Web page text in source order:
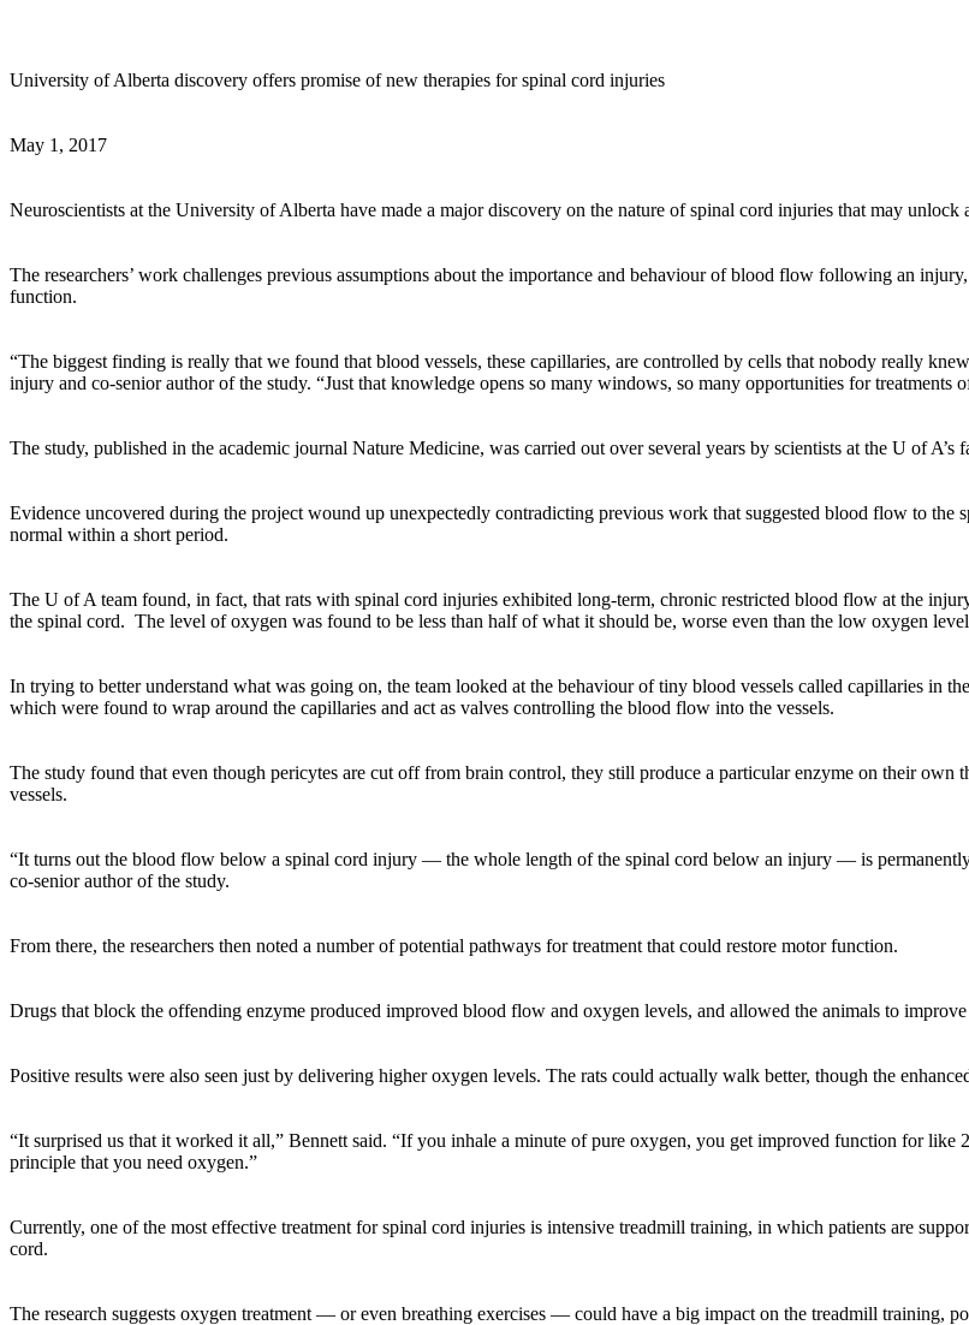
University of Alberta discovery offers promise of new therapies for spinal cord injuries
May 1, 2017
Neuroscientists at the University of Alberta have made a major discovery on the nature of spinal cord injuries that may
The researchers’ work challenges previous assumptions about the importance and behaviour of blood flow following an
function.
“The biggest finding is really that we found that blood vessels, these capillaries, are controlled by cells that nobody really
injury and co-senior author of the study. “Just that knowledge opens so many windows, so many opportunities for treatments
The study, published in the academic journal Nature Medicine, was carried out over several years by scientists at the U of
Evidence uncovered during the project wound up unexpectedly contradicting previous work that suggested blood flow to
normal within a short period.
The U of A team found, in fact, that rats with spinal cord injuries exhibited long-term, chronic restricted blood flow at the
the spinal cord. The level of oxygen was found to be less than half of what it should be, worse even than the low oxygen
In trying to better understand what was going on, the team looked at the behaviour of tiny blood vessels called capillaries in
which were found to wrap around the capillaries and act as valves controlling the blood flow into the vessels.
The study found that even though pericytes are cut off from brain control, they still produce a particular enzyme on their own
vessels.
“It turns out the blood flow below a spinal cord injury — the whole length of the spinal cord below an injury — is
co-senior author of the study.
From there, the researchers then noted a number of potential pathways for treatment that could restore motor function.
Drugs that block the offending enzyme produced improved blood flow and oxygen levels, and allowed the animals to
Positive results were also seen just by delivering higher oxygen levels. The rats could actually walk better, though the
“It surprised us that it worked it all,” Bennett said. “If you inhale a minute of pure oxygen, you get improved function for like
principle that you need oxygen.”
Currently, one of the most effective treatment for spinal cord injuries is intensive treadmill training, in which patients are
cord.
The research suggests oxygen treatment — or even breathing exercises — could have a big impact on the treadmill training,